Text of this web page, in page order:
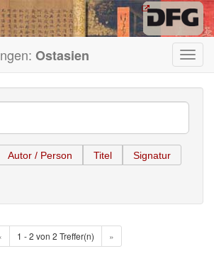
Ostasien
Autor / Person Titel Signatur
Dropdown
1 - 2 von 2 Treffer(n) »